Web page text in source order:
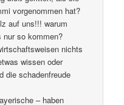
vorgenommen hat?
auf uns!!! warum
nur so kommen?
nichts
wissen oder
die schadenfreude
– haben